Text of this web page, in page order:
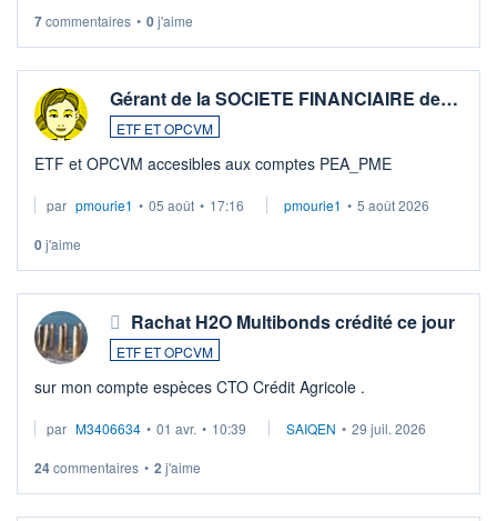
7commentaires • 0j'aime
Gérant de la SOCIETE FINANCIAIRE de…
ETF ET OPCVM
ETF et OPCVM accesibles aux comptes PEA_PME
par pmourie1 • 05 août • 17:16 pmourie1 • 5 août 2026
0j'aime
Rachat H2O Multibonds crédité ce jour
ETF ET OPCVM
sur mon compte espèces CTO Crédit Agricole .
par M3406634 • 01 avr. • 10:39 SAIQEN • 29 juil. 2026
24commentaires • 2 j'aime